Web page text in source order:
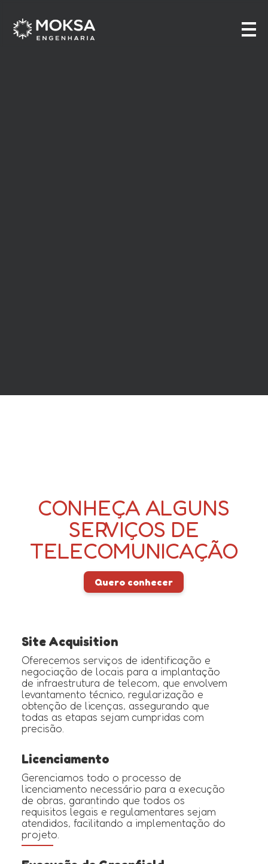
CONHEÇA ALGUNS
SERVIÇOS DE
TELECOMUNICAÇÃO
Quero conhecer
Site Acquisition
Oferecemos serviços de identificação e
negociação de locais para a implantação
de infraestrutura de telecom, que envolvem
levantamento técnico, regularização e
obtenção de licenças, assegurando que
todas as etapas sejam cumpridas com
precisão.
Licenciamento
Gerenciamos todo o processo de
licenciamento necessário para a execução
de obras, garantindo que todos os
requisitos legais e regulamentares sejam
atendidos, facilitando a implementação do
projeto.